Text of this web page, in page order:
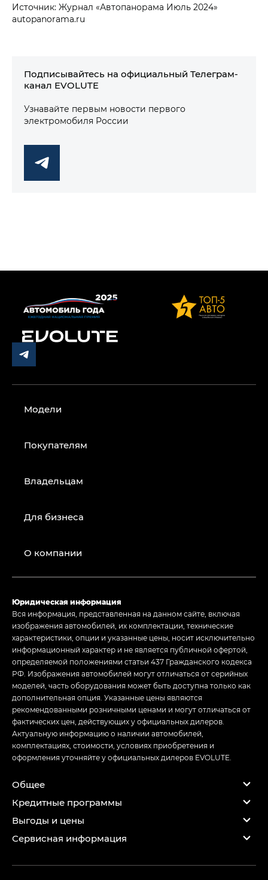
Источник: Журнал «Автопанорама Июль 2024»
autopanorama.ru
Подписывайтесь на официальный Телеграм-
канал EVOLUTE
Узнавайте первым новости первого
электромобиля России
Модели
Покупателям
Владельцам
Для бизнеса
О компании
Юридическая информация
Вся информация, представленная на данном сайте, включая
изображения автомобилей, их комплектации, технические
характеристики, опции и указанные цены, носит исключительно
информационный характер и не является публичной офертой,
определяемой положениями статьи 437 Гражданского кодекса
РФ. Изображения автомобилей могут отличаться от серийных
моделей, часть оборудования может быть доступна только как
дополнительная опция. Указанные цены являются
рекомендованными розничными ценами и могут отличаться от
фактических цен, действующих у официальных дилеров.
Актуальную информацию о наличии автомобилей,
комплектациях, стоимости, условиях приобретения и
оформления уточняйте у официальных дилеров EVOLUTE.
Общее
Кредитные программы
Выгоды и цены
Сервисная информация